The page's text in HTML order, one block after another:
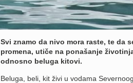
Svi znamo da nivo mora raste, te da
promena, utiče na ponašanje
odnosno beluga kitovi.
Beluga, beli, kit živi u vodama